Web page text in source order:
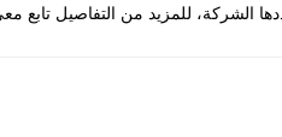
الشركة، للمزيد من التفاصيل تابع